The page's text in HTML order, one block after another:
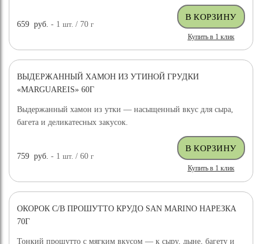
659 руб. - 1шт. / 70г
Купить в 1 клик
ВЫДЕРЖАННЫЙ ХАМОН ИЗ УТИНОЙ ГРУДКИ
«MARGUAREIS» 60Г
Выдержанный хамон из утки — насыщенный вкус для сыра,
багета и деликатесных закусок.
759 руб. - 1шт. / 60г
Купить в 1 клик
ОКОРОК С/В ПРОШУТТО КРУДО SAN MARINO НАРЕЗКА
70Г
Тонкий прошутто с мягким вкусом — к сыру, дыне, багету и